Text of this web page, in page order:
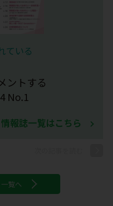
ている
ントする
No.1
情報誌一覧はこちら
覧へ